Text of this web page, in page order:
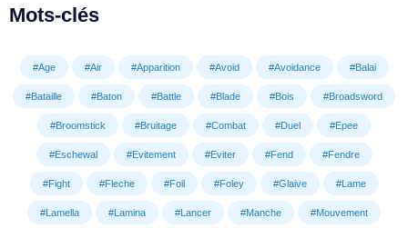
Mots-clés
#Age #Air #Apparition #Avoid #Avoidance #Balai
#Bataille #Baton #Battle #Blade #Bois #Broadsword
#Broomstick #Bruitage #Combat #Duel #Epee
#Eschewal #Evitement #Eviter #Fend #Fendre
#Fight #Fleche #Foil #Foley #Glaive #Lame
#Lamella #Lamina #Lancer #Manche #Mouvement